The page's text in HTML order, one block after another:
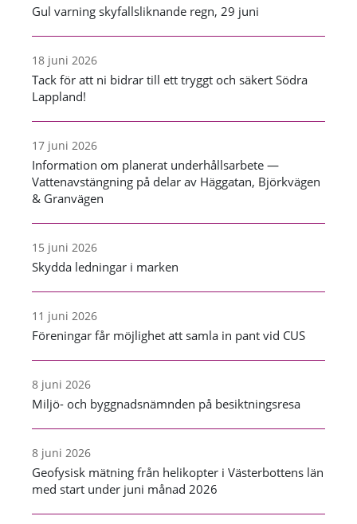
Gul varning skyfallsliknande regn, 29 juni
18 juni 2026
Tack för att ni bidrar till ett tryggt och säkert Södra
Lappland!
17 juni 2026
Information om planerat underhållsarbete —
Vattenavstängning på delar av Häggatan, Björkvägen
& Granvägen
15 juni 2026
Skydda ledningar i marken
11 juni 2026
Föreningar får möjlighet att samla in pant vid CUS
8 juni 2026
Miljö- och byggnadsnämnden på besiktningsresa
8 juni 2026
Geofysisk mätning från helikopter i Västerbottens län
med start under juni månad 2026